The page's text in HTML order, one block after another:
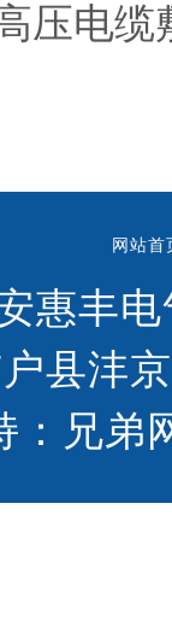
压电缆
网站
惠丰
户县沣
兄弟